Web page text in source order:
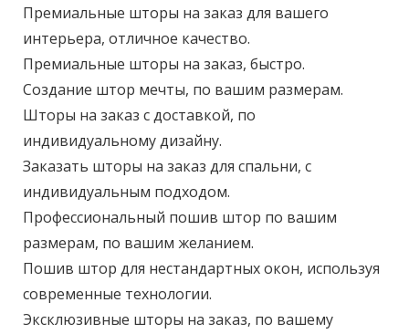
Премиальные шторы на заказ для вашего
интерьера, отличное качество.
Премиальные шторы на заказ, быстро.
Создание штор мечты, по вашим размерам.
Шторы на заказ с доставкой, по
индивидуальному дизайну.
Заказать шторы на заказ для спальни, с
индивидуальным подходом.
Профессиональный пошив штор по вашим
размерам, по вашим желанием.
Пошив штор для нестандартных окон, используя
современные технологии.
Эксклюзивные шторы на заказ, по вашему